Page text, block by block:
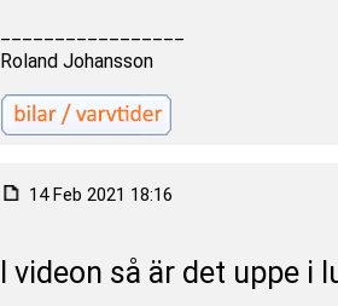
Roland Johansson
14 Feb 2021 18:16
I videon så är det uppe